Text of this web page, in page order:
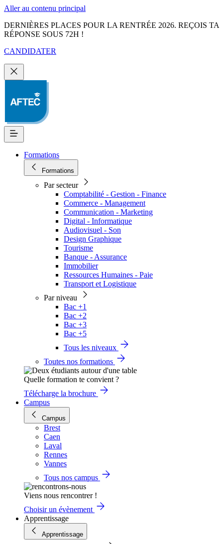
Aller au contenu principal
DERNIÈRES PLACES POUR LA RENTRÉE 2026. REÇOIS TA
RÉPONSE SOUS 72H !
CANDIDATER
Formations
Formations
Par secteur
Comptabilité - Gestion - Finance
Commerce - Management
Communication - Marketing
Digital - Informatique
Audiovisuel - Son
Design Graphique
Tourisme
Banque - Assurance
Immobilier
Ressources Humaines - Paie
Transport et Logistique
Par niveau
Bac +1
Bac +2
Bac +3
Bac +5
Tous les niveaux
Toutes nos formations
Quelle formation te convient ?
Télécharge la brochure
Campus
Campus
Brest
Caen
Laval
Rennes
Vannes
Tous nos campus
Viens nous rencontrer !
Choisir un évènement
Apprentissage
Apprentissage